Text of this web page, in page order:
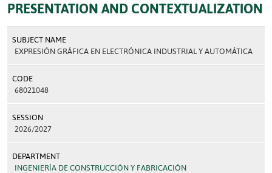
PRESENTATION AND CONTEXTUALIZATION
SUBJECT NAME
EXPRESIÓN GRÁFICA EN ELECTRÓNICA INDUSTRIAL Y AUTOMÁTICA
CODE
68021048
SESSION
2026/2027
DEPARTMENT
INGENIERÍA DE CONSTRUCCIÓN Y FABRICACIÓN